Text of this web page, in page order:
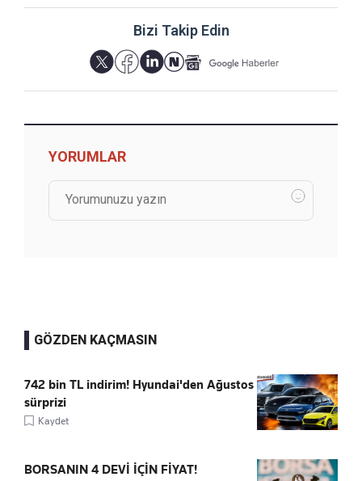
Bizi Takip Edin
YORUMLAR
GÖZDEN KAÇMASIN
742 bin TL indirim! Hyundai'den Ağustos
sürprizi
Kaydet
BORSANIN 4 DEVİ İÇİN FİYAT!